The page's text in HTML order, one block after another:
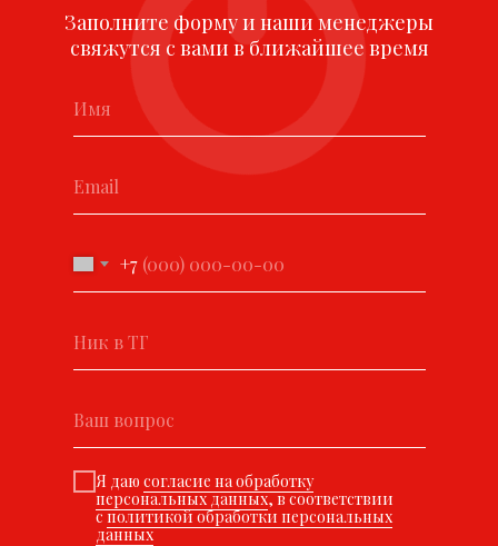
Заполните форму и наши менеджеры
свяжутся с вами в ближайшее время
+7
Я даю согласие на обработку
персональных данных, в соответствии
сполитикой обработки персональных
данных